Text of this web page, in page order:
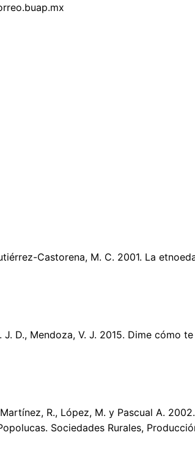
Castorena, M. C. 2001. La
J. D., Mendoza, V. J. 2015. Dime cómo
R., López, M. y Pascual A.
Sociedades Rurales,